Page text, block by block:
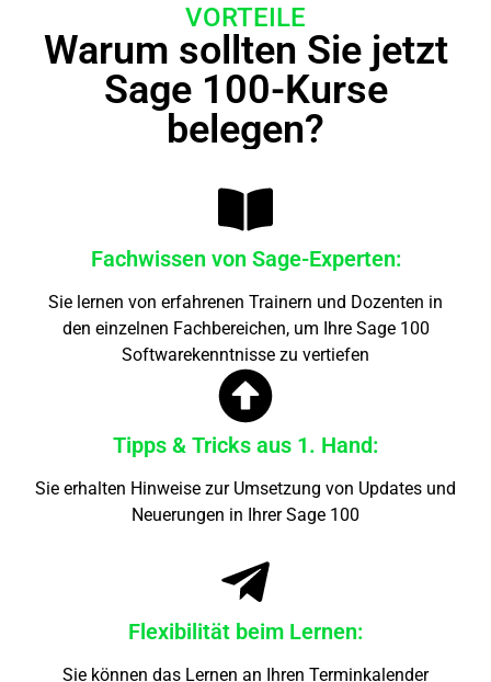
VORTEILE
Warum sollten Sie jetzt
Sage 100-Kurse
belegen?
Fachwissen von Sage-Experten:
Sie lernen von erfahrenen Trainern und Dozenten in
den einzelnen Fachbereichen, um Ihre Sage 100
Softwarekenntnisse zu vertiefen
Tipps & Tricks aus 1. Hand:
Sie erhalten Hinweise zur Umsetzung von Updates und
Neuerungen in Ihrer Sage 100
Flexibilität beim Lernen:
Sie können das Lernen an Ihren Terminkalender